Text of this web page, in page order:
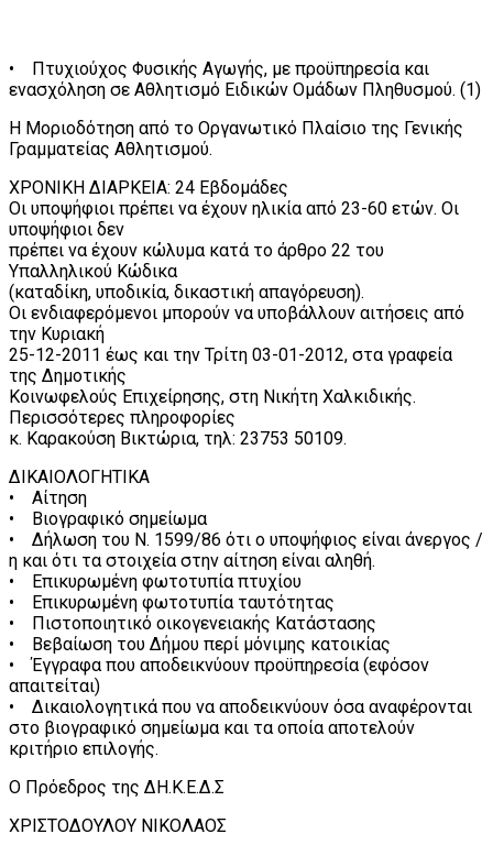
• Πτυχιούχος Φυσικής Αγωγής, με προϋπηρεσία και
ενασχόληση σε Αθλητισμό Ειδικών Ομάδων Πληθυσμού. (1)
Η Μοριοδότηση από το Οργανωτικό Πλαίσιο της Γενικής
Γραμματείας Αθλητισμού.
ΧΡΟΝΙΚΗ ΔΙΑΡΚΕΙΑ: 24 Εβδομάδες
Οι υποψήφιοι πρέπει να έχουν ηλικία από 23-60 ετών. Οι
υποψήφιοι δεν
πρέπει να έχουν κώλυμα κατά το άρθρο 22 του
Υπαλληλικού Κώδικα
(καταδίκη, υποδικία, δικαστική απαγόρευση).
Οι ενδιαφερόμενοι μπορούν να υποβάλλουν αιτήσεις από
την Κυριακή
25-12-2011 έως και την Τρίτη 03-01-2012, στα γραφεία
της Δημοτικής
Κοινωφελούς Επιχείρησης, στη Νικήτη Χαλκιδικής.
Περισσότερες πληροφορίες
κ. Καρακούση Βικτώρια, τηλ: 23753 50109.
ΔΙΚΑΙΟΛΟΓΗΤΙΚΑ
• Αίτηση
• Βιογραφικό σημείωμα
• Δήλωση του Ν. 1599/86 ότι ο υποψήφιος είναι άνεργος /
η και ότι τα στοιχεία στην αίτηση είναι αληθή.
• Επικυρωμένη φωτοτυπία πτυχίου
• Επικυρωμένη φωτοτυπία ταυτότητας
• Πιστοποιητικό οικογενειακής Κατάστασης
• Βεβαίωση του Δήμου περί μόνιμης κατοικίας
• Έγγραφα που αποδεικνύουν προϋπηρεσία (εφόσον
απαιτείται)
• Δικαιολογητικά που να αποδεικνύουν όσα αναφέρονται
στο βιογραφικό σημείωμα και τα οποία αποτελούν
κριτήριο επιλογής.
Ο Πρόεδρος της ΔΗ.Κ.Ε.Δ.Σ
ΧΡΙΣΤΟΔΟΥΛΟΥ ΝΙΚΟΛΑΟΣ